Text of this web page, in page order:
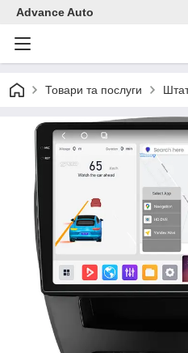
Advance Auto
Товари та послуги